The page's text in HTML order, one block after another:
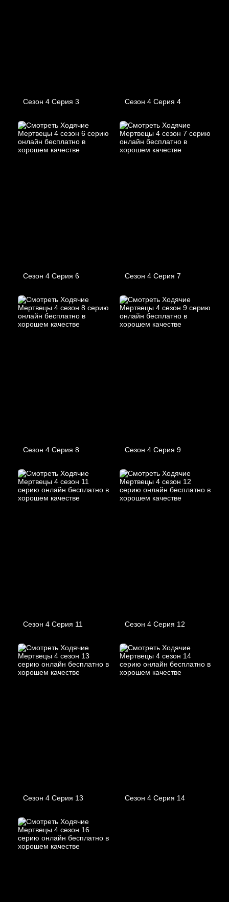
Сезон 4 Серия 3 Сезон 4 Серия 4
Сезон 4 Серия 6 Сезон 4 Серия 7
Сезон 4 Серия 8 Сезон 4 Серия 9
Сезон 4 Серия 11 Сезон 4 Серия 12
Сезон 4 Серия 13 Сезон 4 Серия 14